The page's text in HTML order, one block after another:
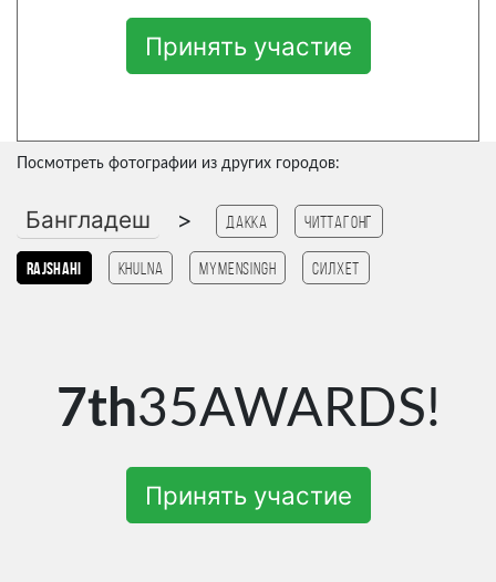
Принять участие
Посмотреть фотографии из других городов:
Бангладеш > Дакка Читтагонг
Rajshahi Khulna mymensingh Силхет
7th35AWARDS!
Принять участие